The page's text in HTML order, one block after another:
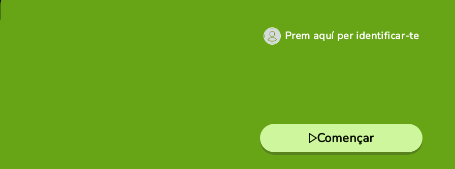
Prem aquí per identificar-te
Començar